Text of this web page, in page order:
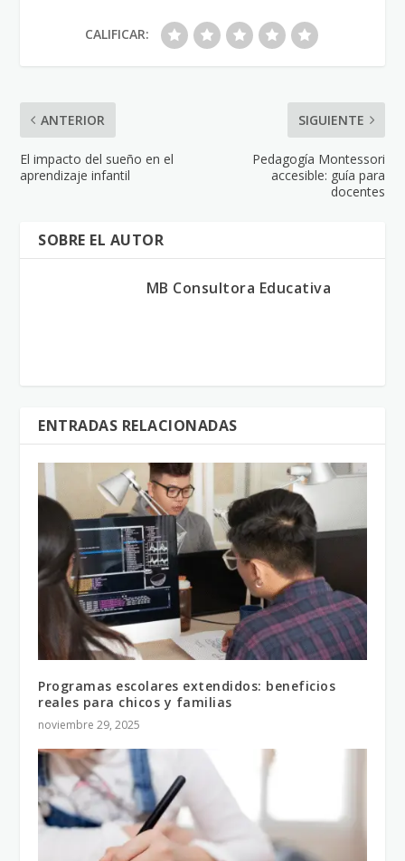
CALIFICAR:
ANTERIOR
El impacto del sueño en el
aprendizaje infantil
SIGUIENTE
Pedagogía Montessori
accesible: guía para
docentes
SOBRE EL AUTOR
MB Consultora Educativa
ENTRADAS RELACIONADAS
Programas escolares extendidos: beneficios
reales para chicos y familias
noviembre 29, 2025